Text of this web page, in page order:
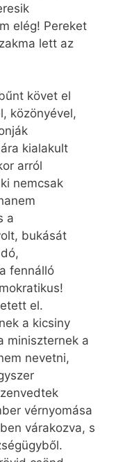
elég! Pereket
lett az
követ el
közönyével,
kialakult
arról
nemcsak
a
bukását
fennálló
el.
a kicsiny
miniszternek a
nevetni,
vérnyomása
várakozva, s